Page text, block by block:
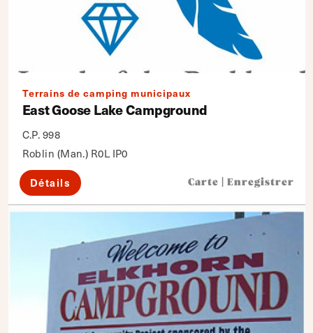
Terrains de camping municipaux
East Goose Lake Campground
C.P. 998
Roblin (Man.) R0L IP0
Détails Carte Enregistrer